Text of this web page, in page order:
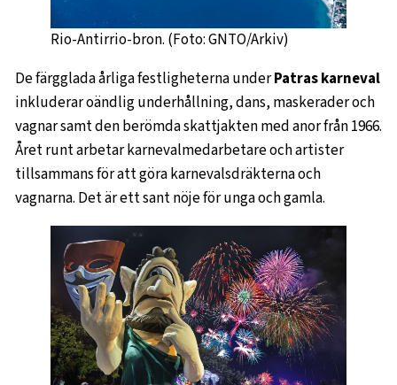
Rio-Antirrio-bron. (Foto: GNTO/Arkiv)
De färgglada årliga festligheterna underPatras karneval
inkluderar oändlig underhållning, dans, maskerader och
vagnar samt den berömda skattjakten med anor från 1966.
Året runt arbetar karnevalmedarbetare och artister
tillsammans för att göra karnevalsdräkterna och
vagnarna. Det är ett sant nöje för unga och gamla.